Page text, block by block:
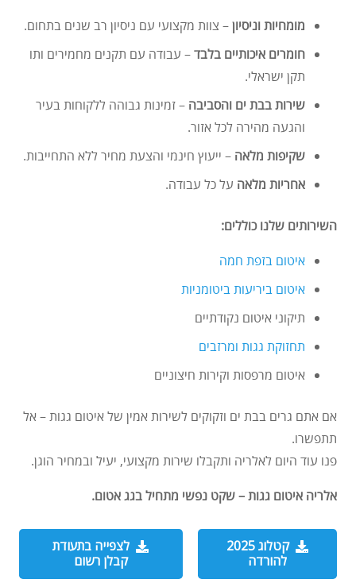
מומחיות וניסיון– צוות מקצועי עם ניסיון רב שנים בתחום.
חומרים איכותיים בלבד– עבודה עם תקנים מחמירים ותו
תקן ישראלי.
שירות בבת ים והסביבה – זמינות גבוהה ללקוחות בעיר
והגעה מהירה לכל אזור.
שקיפות מלאה – ייעוץ חינמי והצעת מחיר ללא התחייבות.
אחריות מלאה על כל עבודה.
השירותים שלנו כוללים:
איטום בזפת חמה
איטום ביריעות ביטומניות
תיקוני איטום נקודתיים
תחזוקת גגות ומרזבים
איטום מרפסות וקירות חיצוניים
אם אתם גרים בבת ים וזקוקים לשירות אמין של איטום גגות – אל
תתפשרו.
פנו עוד היום לאלריה ותקבלו שירות מקצועי, יעיל ובמחיר הוגן.
אלריה איטום גגות – שקט נפשי מתחיל בגג אטום.
קטלוג 2025
להורדה
לצפייה בתעודת
קבלן רשום